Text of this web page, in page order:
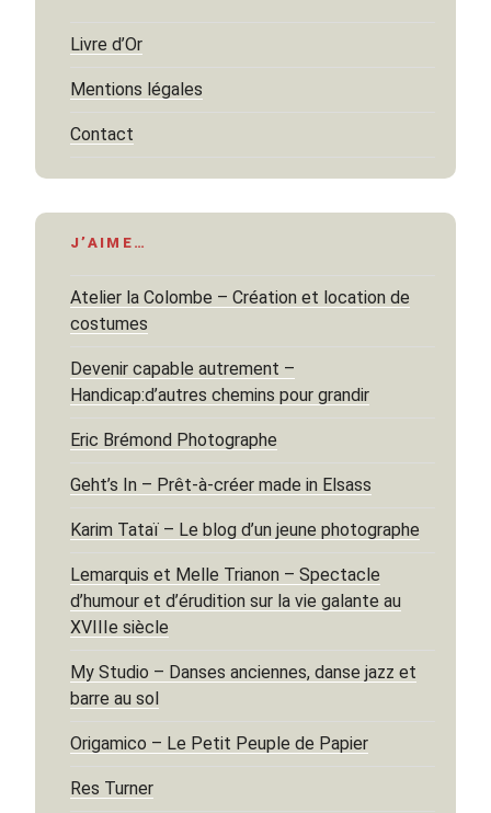
Livre d’Or
Mentions légales
Contact
J’AIME…
Atelier la Colombe – Création et location de
costumes
Devenir capable autrement –
Handicap:d’autres chemins pour grandir
Eric Brémond Photographe
Geht’s In – Prêt-à-créer made in Elsass
Karim Tataï – Le blog d’un jeune photographe
Lemarquis et Melle Trianon – Spectacle
d’humour et d’érudition sur la vie galante au
XVIIIe siècle
My Studio – Danses anciennes, danse jazz et
barre au sol
Origamico – Le Petit Peuple de Papier
Res Turner